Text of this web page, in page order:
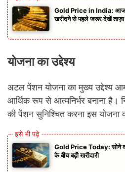
Gold Price in India: आज
खरीदने से पहले जरूर देखें ताज़ा
योजना का उद्देश्य
अटल पेंशन योजना का मुख्य उद्देश्य आम
आर्थिक रूप से आत्मनिर्भर बनाना है।
की पेंशन सुनिश्चित करना इस योजना
Gold Price Today: सोने
के बीच बढ़ी खरीदारी